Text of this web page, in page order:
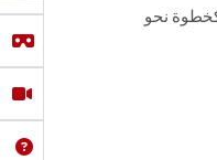
من الجامعات المصرية بدءً من العام الدراسي 2025/2026، كخطوة نحو